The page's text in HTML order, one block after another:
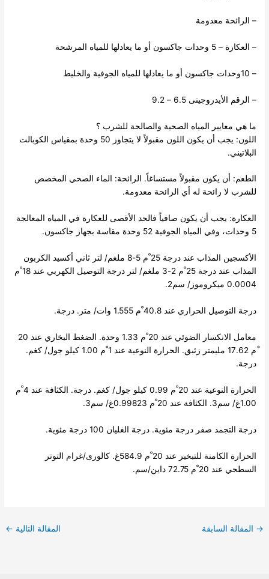
– الرائحة معدومة
– العكارة – 5 وحدات جاكسون أو ما يعادلها للمياه المرشحة
– 10وحدات جاكسون أو ما يعادلها للمياه الجوفية والخليط
– الرقم الأيدروجينى 6.5 – 9.2
ما هي معايير المياه الصحية والصالحة للشرب ؟
اللون: يجب أن يكون اللون مقبولاً لا يتجاوز 50 وحدة بمقياس الكوبالت
البلاتيني.
الطعم: أن يكون مقبولاً مستساغاً. الرائحة: الماء الصحي المخصص
للشرب لا رائحة له أي الرائحة معدومة.
العكارة: يجب أن يكون صافياً فالحد الأقصى للعكارة في المياه المعالجة
5 وحدات، وفي المياه الجوفية 52 وحدة مقاسة بجهاز جاكسون.
الأكسجين المذاب عند درجة 25 ْم 5-8 ملغم/ لتر ثاني أكسيد الكربون
المذاب عند درجة 25 ْم 2-3 ملغم/ لتر درجة التوصيل الكهربي عند 18 ْم
0.0004 ميكروموز/ سم2.
درجة التوصيل الحراري عند 40.8 ْم 1.555 وات/ متر. درجة.
معامل الانكسار الضوئي عند 20 ْم 1.33 وحدة. الضغط البخاري عند 20
ْم 17.62 مليمتر زئبق. الحرارة النوعية عند 1 ْم 1.00 كيلو جول/ كغم.
درجة.
الحرارة النوعية عند 20 ْم 0.99 كيلو جول/ كغم. درجة. الكثافة عند 4 ْم
1.00غ/ سم3. الكثافة عند 20 ْم 0.99823غ/ سم3.
درجة التجمد صفر درجة مئوية. درجة الغليان 100 درجة مئوية.
الحرارة الكامنة للتبخير عند 20 ْم 584.9غ. كالورى/غرام التوتر
السطحي عند 20 ْم 72.75 داين/سم.
→ المقالة السابقة المقالة التالية ←